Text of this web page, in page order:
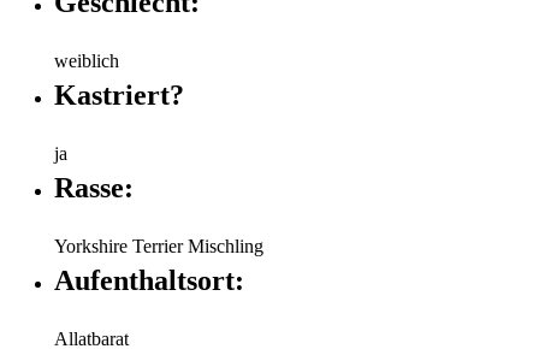
weiblich
Kastriert?
ja
Rasse:
Yorkshire Terrier Mischling
Aufenthaltsort:
Allatbarat